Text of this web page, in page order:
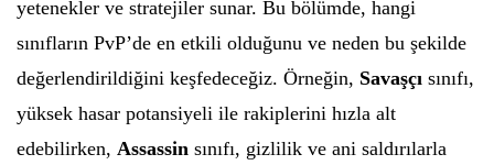
yetenekler ve stratejiler sunar. Bu bölümde, hangi
sınıfların PvP’de en etkili olduğunu ve neden bu şekilde
değerlendirildiğini keşfedeceğiz. Örneğin, Savaşçı sınıfı,
yüksek hasar potansiyeli ile rakiplerini hızla alt
edebilirken, Assassin sınıfı, gizlilik ve ani saldırılarla